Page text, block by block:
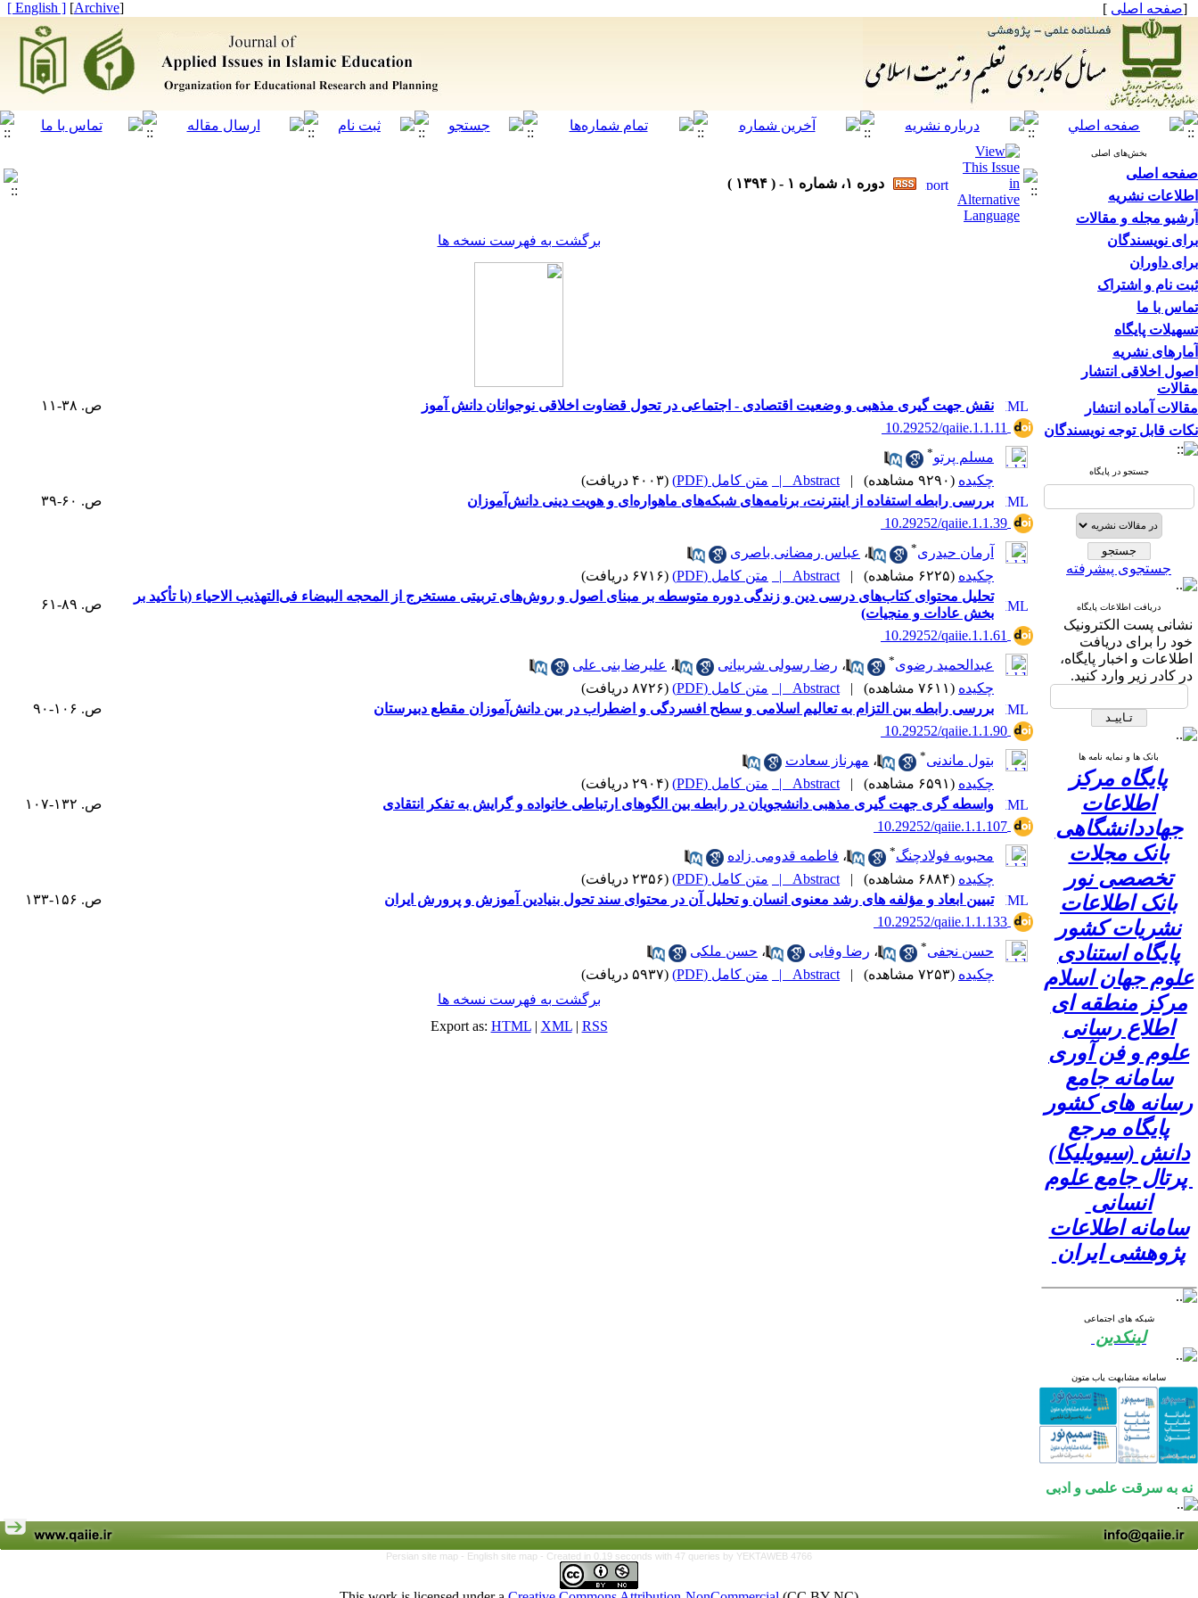
[صفحه اصلی ]
[
Archive
]
[ English ]
بخش‌های اصلی
صفحه اصلی
اطلاعات نشریه
آرشیو مجله و مقالات
برای نویسندگان
برای داوران
ثبت نام و اشتراک
تماس با ما
تسهیلات پایگاه
آمارهای نشریه
اصول اخلاقی انتشار
مقالات
مقالات آماده انتشار
نکات قابل توجه نویسندگان
جستجو در پایگاه
جستجوی پیشرفته
دریافت اطلاعات پایگاه
نشانی پست الکترونیک
خود را برای دریافت
اطلاعات و اخبار پایگاه،
در کادر زیر وارد کنید.
بانک ها و نمایه نامه ها
پایگاه مرکز
اطلاعات
جهاددانشگاهی
بانک مجلات
تخصصی نور
بانک اطلاعات
نشریات کشور
پایگاه استنادی
علوم جهان اسلام
مرکز منطقه ای
اطلاع رسانی
علوم و فن آوری
سامانه جامع
رسانه های کشور
پایگاه مرجع
دانش (سیویلیکا)
پرتال جامع علوم
انسانی
سامانه اطلاعات
پژوهشی ایران
شبکه های اجتماعی
لینکدین
سامانه مشابهت یاب متون
نه به سرقت علمی و ادبی
دوره ۱، شماره ۱ - ( ۱۳۹۴ )
برگشت به فهرست نسخه ها
نقش جهت گیری مذهبی و وضعیت اقتصادی - اجتماعی در تحول قضاوت اخلاقی نوجوانان دانش آموز
ص. ۳۸-۱۱
‎ 10.29252/qaiie.1.1.11
مسلم پرتو*
چکیده (۹۲۹۰ مشاهده) |
Abstract | متن کامل (PDF)
(۴۰۰۳ دریافت)
بررسی رابطه استفاده از اینترنت، برنامه‌های شبکه‌های ماهواره‌ای و هویت دینی دانش‌آموزان
ص. ۶۰-۳۹
‎ 10.29252/qaiie.1.1.39
آرمان حیدری* ، عباس رمضانی باصری
چکیده (۶۲۲۵ مشاهده) |
Abstract | متن کامل (PDF)
(۶۷۱۶ دریافت)
تحلیل محتوای کتاب‌های‌ درسی دین و زندگی دوره متوسطه بر مبنای اصول و روش‌های تربیتی مستخرج از المحجه البیضاء فی‌التهذیب الاحیاء (با تأکید بر
بخش عادات و منجیات)
ص. ۸۹-۶۱
‎ 10.29252/qaiie.1.1.61
عبدالحمید رضوی* ، رضا رسولی شربیانی ، علیرضا بنی علی
چکیده (۷۶۱۱ مشاهده) |
Abstract | متن کامل (PDF)
(۸۷۲۶ دریافت)
بررسی رابطه بین التزام به تعالیم اسلامی و سطح افسردگی و اضطراب در بین دانش‌آموزان مقطع دبیرستان
ص. ۱۰۶-۹۰
‎ 10.29252/qaiie.1.1.90
بتول ماندنی* ، مهرناز سعادت
چکیده (۶۵۹۱ مشاهده) |
Abstract | متن کامل (PDF)
(۲۹۰۴ دریافت)
واسطه گری جهت گیری مذهبی دانشجویان در رابطه بین الگوهای ارتباطی خانواده و گرایش به تفکر انتقادی
ص. ۱۳۲-۱۰۷
‎ 10.29252/qaiie.1.1.107
محبوبه فولادچنگ* ، فاطمه قدومی زاده
چکیده (۶۸۸۴ مشاهده) |
Abstract | متن کامل (PDF)
(۲۳۵۶ دریافت)
تبیین ابعاد و مؤلفه های رشد معنوی انسان و تحلیل آن در محتوای سند تحول بنیادین آموزش و پرورش ایران
ص. ۱۵۶-۱۳۳
‎ 10.29252/qaiie.1.1.133
حسن نجفی* ، رضا وفایی ، حسن ملکی
چکیده (۷۲۵۳ مشاهده) |
Abstract | متن کامل (PDF)
(۵۹۳۷ دریافت)
برگشت به فهرست نسخه ها
Export as: HTML| XML| RSS
Persian site map - English site map - Created in 0.19 seconds with 47 queries by YEKTAWEB 4766